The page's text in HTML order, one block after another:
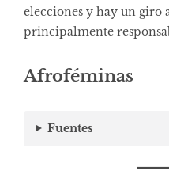
elecciones y hay un giro
principalmente
Afroféminas
Fuentes